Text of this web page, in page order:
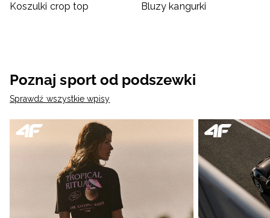
Koszulki crop top
Bluzy kangurki
Poznaj sport od podszewki
Sprawdź wszystkie wpisy